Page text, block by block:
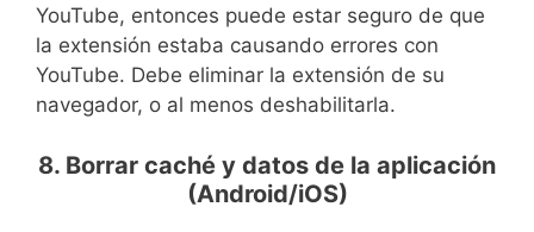
YouTube, entonces puede estar seguro de que
la extensión estaba causando errores con
YouTube. Debe eliminar la extensión de su
navegador, o al menos deshabilitarla.
8. Borrar caché y datos de la aplicación
(Android/iOS)